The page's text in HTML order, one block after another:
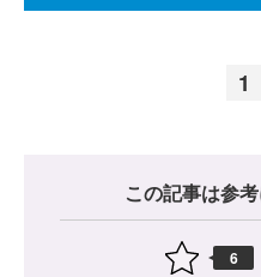
1
この記事は参
6